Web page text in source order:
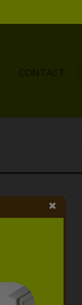
CONTACT